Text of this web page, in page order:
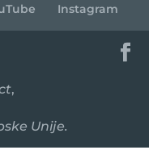
Instagram
,
Unije.